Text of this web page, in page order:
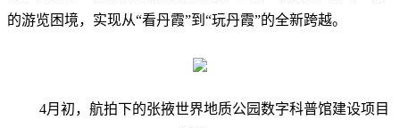
的游览困境，实现从“看丹霞”到“玩丹霞”的全新跨越。
4月初，航拍下的张掖世界地质公园数字科普馆建设项目